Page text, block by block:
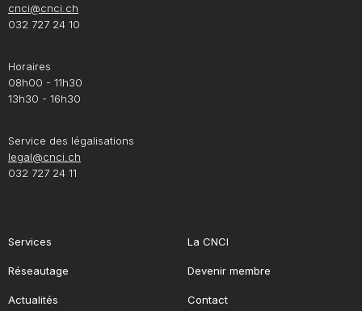
cnci@cnci.ch
032 727 24 10
Horaires
08h00 - 11h30
13h30 - 16h30
Service des légalisations
legal@cnci.ch
032 727 24 11
Services
Réseautage
Actualités
La CNCI
Devenir membre
Contact